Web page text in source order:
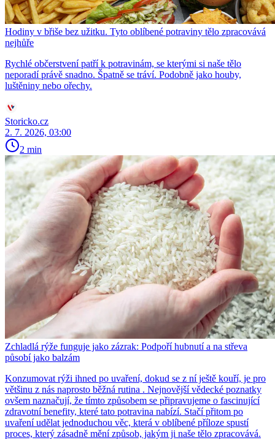
Hodiny v břiše bez užitku. Tyto oblíbené potraviny tělo zpracovává
nejhůře
Rychlé občerstvení patří k potravinám, se kterými si naše tělo
neporadí právě snadno. Špatně se tráví. Podobně jako houby,
luštěniny nebo ořechy.
Storicko.cz
2. 7. 2026, 03:00
2 min
Zchladlá rýže funguje jako zázrak: Podpoří hubnutí a na střeva
působí jako balzám
Konzumovat rýži ihned po uvaření, dokud se z ní ještě kouří, je pro
většinu z nás naprosto běžná rutina . Nejnovější vědecké poznatky
ovšem naznačují, že tímto způsobem se připravujeme o fascinující
zdravotní benefity, které tato potravina nabízí. Stačí přitom po
uvaření udělat jednoduchou věc, která v oblíbené příloze spustí
proces, který zásadně mění způsob, jakým ji naše tělo zpracovává.